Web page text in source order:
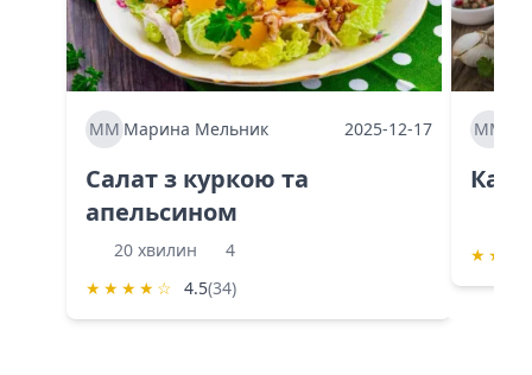
ММ Марина Мельник 2025-12-17
Салат з куркою та
апельсином
20 хвилин
4
★ ★ ★ ★ ☆ 4.5(34)
ММ
★ ★